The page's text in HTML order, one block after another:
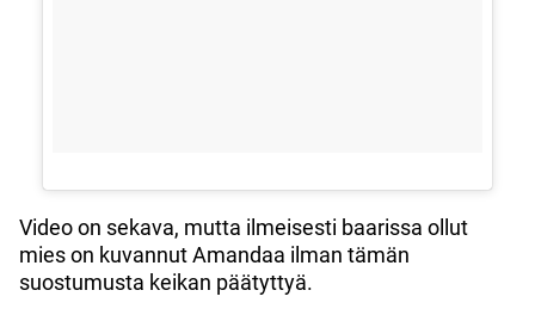
Video on sekava, mutta ilmeisesti baarissa ollut
mies on kuvannut Amandaa ilman tämän
suostumusta keikan päätyttyä.